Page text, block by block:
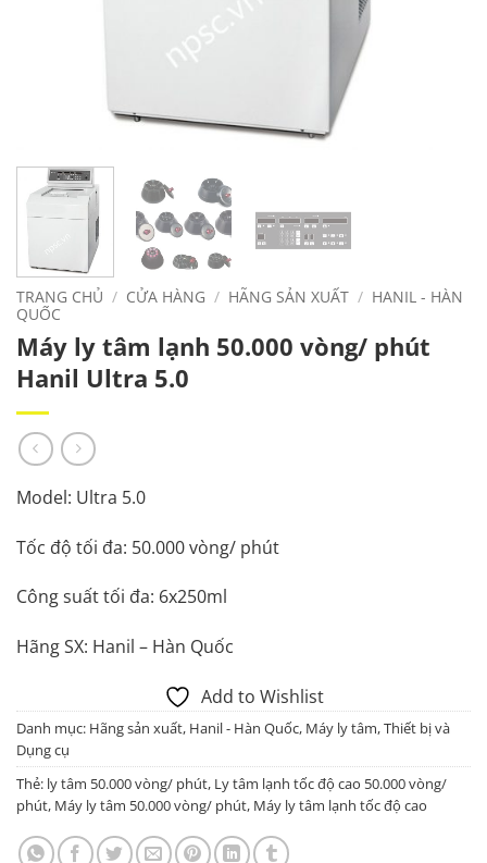
TRANG CHỦ / CỬA HÀNG / HÃNG SẢN XUẤT / HANIL - HÀN
QUỐC
Máy ly tâm lạnh 50.000 vòng/ phút
Hanil Ultra 5.0
Model: Ultra 5.0
Tốc độ tối đa: 50.000 vòng/ phút
Công suất tối đa: 6x250ml
Hãng SX: Hanil – Hàn Quốc
Add to Wishlist
Danh mục: Hãng sản xuất, Hanil - Hàn Quốc, Máy ly tâm,Thiết bị và
Dụng cụ
Thẻ: ly tâm 50.000 vòng/ phút, Ly tâm lạnh tốc độ cao 50.000 vòng/
phút, Máy ly tâm 50.000 vòng/ phút, Máy ly tâm lạnh tốc độ cao